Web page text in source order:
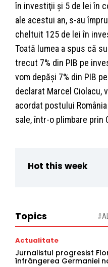
în investiţii şi 5 de lei în
ale acestui an, s-au
cheltuit 125 de lei în
Toată lumea a spus că
trecut 7% din PIB pe
vom depăşi 7% din PIB
declarat Marcel Ciolacu,
acordat postului
sale, într-o plimbare prin
Hot this week
Topics
Actualitate
Jurnalistul progresist
înfrângerea Germaniei